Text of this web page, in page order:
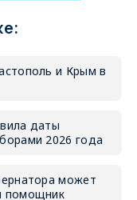
и Крым в
даты
2026 года
может
помощник